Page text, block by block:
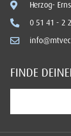
Herzog-
0 51 41 - 2
FINDE